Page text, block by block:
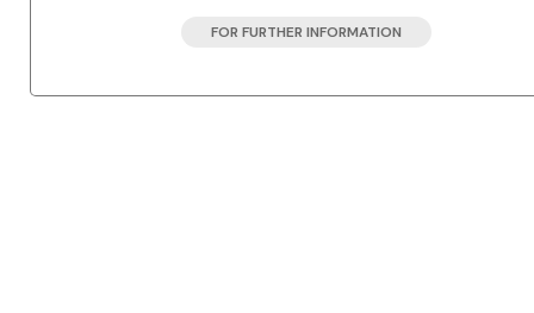
FOR FURTHER INFORMATION